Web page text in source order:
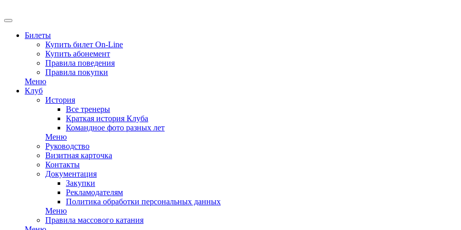
Билеты
Купить билет On-Line
Купить абонемент
Правила поведения
Правила покупки
Меню
Клуб
История
Все тренеры
Краткая история Клуба
Командное фото разных лет
Меню
Руководство
Визитная карточка
Контакты
Документация
Закупки
Рекламодателям
Политика обработки персональных данных
Меню
Правила массового катания